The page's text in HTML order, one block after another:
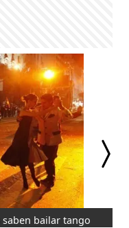
saben bailar tango